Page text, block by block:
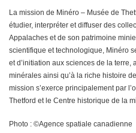
La mission de Minéro – Musée de
étudier, interpréter et diffuser des
Appalaches et de son patrimoine
scientifique et technologique, Minéro
et d’initiation aux sciences de la terre,
minérales ainsi qu’à la riche histoire
mission s’exerce principalement par
Thetford et le Centre historique de la
Photo : ©Agence spatiale canadienne